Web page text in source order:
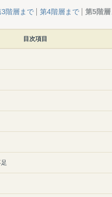
3階層まで 第4階層まで 第5階層
目次項目